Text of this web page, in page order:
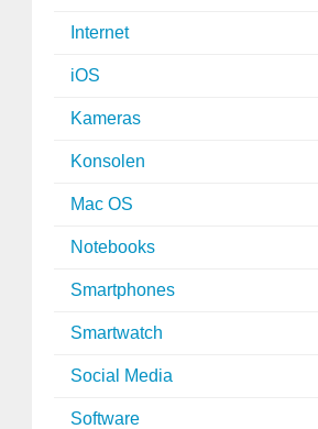
Internet
iOS
Kameras
Konsolen
Mac OS
Notebooks
Smartphones
Smartwatch
Social Media
Software